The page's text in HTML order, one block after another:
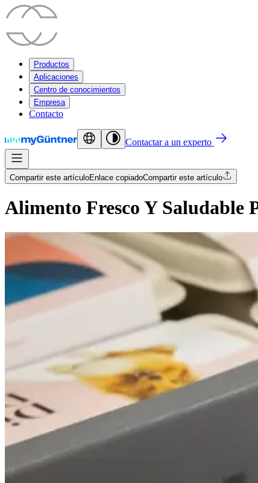
Productos
Aplicaciones
Centro de conocimientos
Empresa
Contacto
Contactar a un experto
Compartir este artículoEnlace copiadoCompartir este artículo
Alimento Fresco Y Saludable